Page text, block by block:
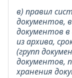
в) правил
документов,
документов в
из архива,
(групп
документов,
хранения